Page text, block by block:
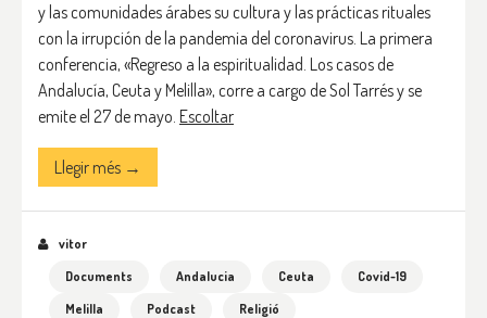
y las comunidades árabes su cultura y las prácticas rituales
con la irrupción de la pandemia del coronavirus. La primera
conferencia, «Regreso a la espiritualidad. Los casos de
Andalucía, Ceuta y Melilla», corre a cargo de Sol Tarrés y se
emite el 27 de mayo. Escoltar
Llegir més →
vitor
Documents
Andalucia Ceuta
Covid-19
Melilla
Podcast
Religió